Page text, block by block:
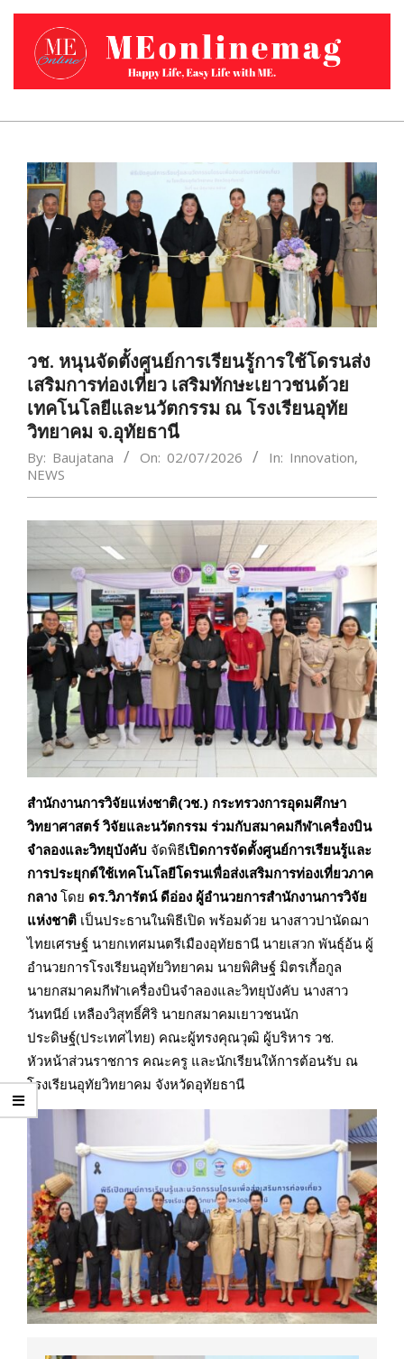
Skip
content
Primary
Menu
วช. หนุนจัดตั้งศูนย์การเรียนรู้การใช้โดรนส่ง
เสริมการท่องเที่ยว เสริมทักษะเยาวชนด้วย
เทคโนโลยีและนวัตกรรม ณ โรงเรียนอุทัย
วิทยาคม จ.อุทัยธานี
By: Baujatana On: 02/07/2026 In: Innovation,
NEWS
สำนักงานการวิจัยแห่งชาติ(วช.) กระทรวงการอุดมศึกษา
วิทยาศาสตร์ วิจัยและนวัตกรรม ร่วมกับสมาคมกีฬาเครื่องบิน
จำลองและวิทยุบังคับ จัดพิธีเปิดการจัดตั้งศูนย์การเรียนรู้และ
การประยุกต์ใช้เทคโนโลยีโดรนเพื่อส่งเสริมการท่องเที่ยวภาค
กลาง โดย ดร.วิภารัตน์ ดีอ่อง ผู้อำนวยการสํานักงานการวิจัย
แห่งชาติ เป็นประธานในพิธีเปิด พร้อมด้วย นางสาวปานัดฌา
ไทยเศรษฐ์ นายกเทศมนตรีเมืองอุทัยธานี นายเสวก พันธุ์อ้น ผู้
อำนวยการโรงเรียนอุทัยวิทยาคม นายพิศิษฐ์ มิตรเกื้อกูล
นายกสมาคมกีฬาเครื่องบินจำลองและวิทยุบังคับ นางสาว
วันทนีย์ เหลืองวิสุทธิ์ศิริ นายกสมาคมเยาวชนนัก
ประดิษฐ์(ประเทศไทย) คณะผู้ทรงคุณวุฒิ ผู้บริหาร วช.
หัวหน้าส่วนราชการ คณะครู และนักเรียนให้การต้อนรับ ณ
โรงเรียนอุทัยวิทยาคม จังหวัดอุทัยธานี